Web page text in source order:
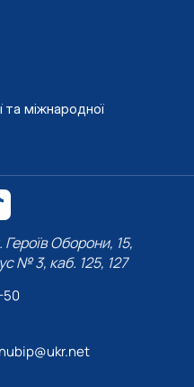
та міжнародної
Героїв Оборони, 15,
№ 3, каб. 125, 127
50